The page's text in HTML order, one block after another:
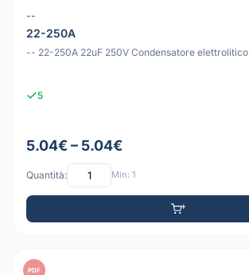
--
22-250A
-- 22-250A 22uF 250V Condensatore elettrolitico
5
5.04€ – 5.04€
Quantità: Min: 1
PDF